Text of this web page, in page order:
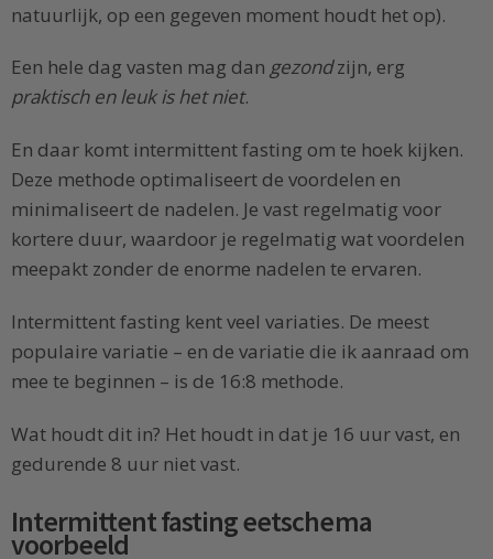
natuurlijk, op een gegeven moment houdt het op).
Een hele dag vasten mag dan gezondzijn, erg
praktisch en leuk is het niet.
En daar komt intermittent fasting om te hoek kijken.
Deze methode optimaliseert de voordelen en
minimaliseert de nadelen. Je vast regelmatig voor
kortere duur, waardoor je regelmatig wat voordelen
meepakt zonder de enorme nadelen te ervaren.
Intermittent fasting kent veel variaties. De meest
populaire variatie – en de variatie die ik aanraad om
mee te beginnen – is de 16:8 methode.
Wat houdt dit in? Het houdt in dat je 16 uur vast, en
gedurende 8 uur niet vast.
Intermittent fasting eetschema
voorbeeld